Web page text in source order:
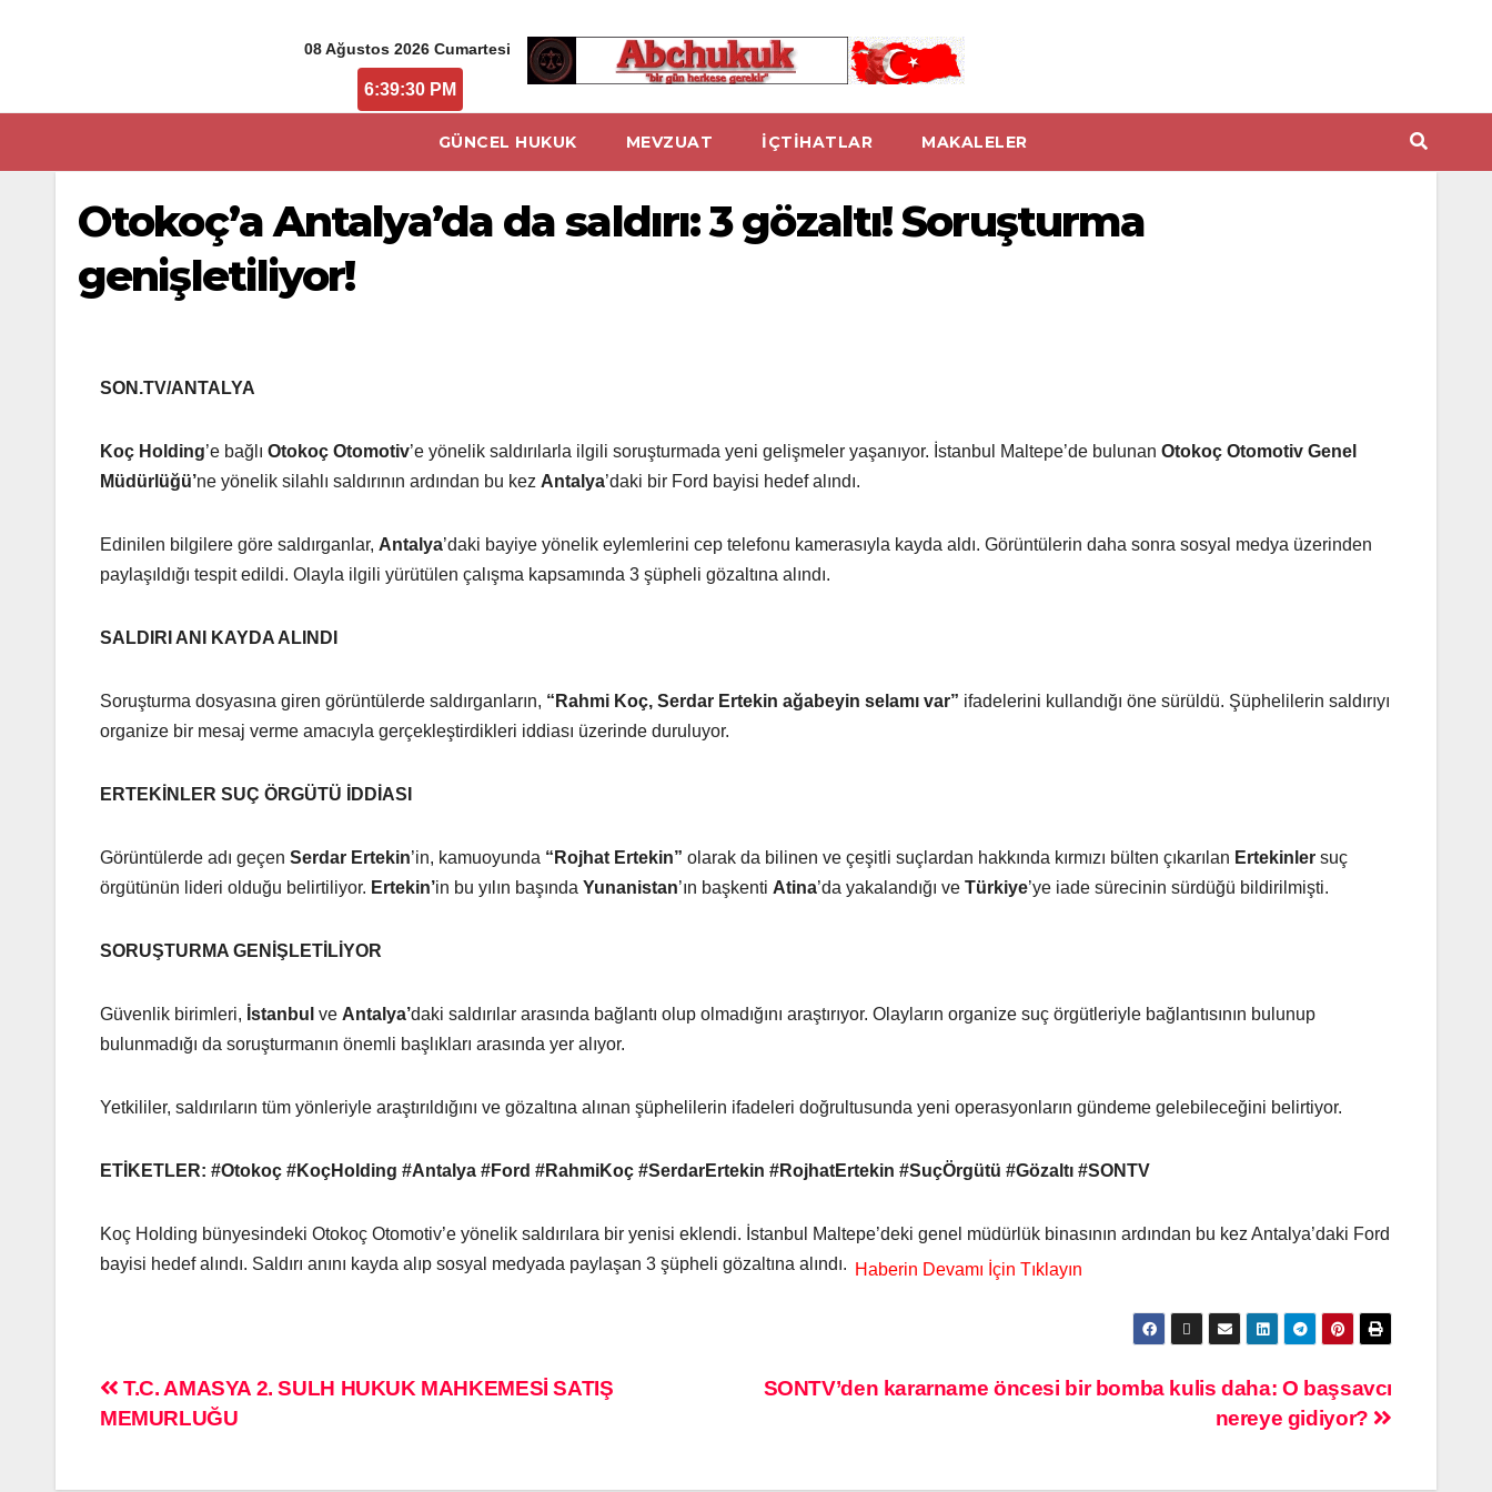
08 Ağustos 2026 Cumartesi
6:39:31 PM
GÜNCEL HUKUK MEVZUAT İÇTİHATLAR MAKALELER
Otokoç’a Antalya’da da saldırı: 3 gözaltı! Soruşturma
genişletiliyor!
SON.TV/ANTALYA
Koç Holding’e bağlı Otokoç Otomotiv’e yönelik saldırılarla ilgili soruşturmada yeni gelişmeler yaşanıyor. İstanbul Maltepe’de bulunan Otokoç Otomotiv Genel
Müdürlüğü’ne yönelik silahlı saldırının ardından bu kez Antalya’daki bir Ford bayisi hedef alındı.
Edinilen bilgilere göre saldırganlar, Antalya’daki bayiye yönelik eylemlerini cep telefonu kamerasıyla kayda aldı. Görüntülerin daha sonra sosyal medya üzerinden
paylaşıldığı tespit edildi. Olayla ilgili yürütülen çalışma kapsamında 3 şüpheli gözaltına alındı.
SALDIRI ANI KAYDA ALINDI
Soruşturma dosyasına giren görüntülerde saldırganların, “Rahmi Koç, Serdar Ertekin ağabeyin selamı var” ifadelerini kullandığı öne sürüldü. Şüphelilerin saldırıyı
organize bir mesaj verme amacıyla gerçekleştirdikleri iddiası üzerinde duruluyor.
ERTEKİNLER SUÇ ÖRGÜTÜ İDDİASI
Görüntülerde adı geçen Serdar Ertekin’in, kamuoyunda “Rojhat Ertekin” olarak da bilinen ve çeşitli suçlardan hakkında kırmızı bülten çıkarılan Ertekinler suç
örgütünün lideri olduğu belirtiliyor. Ertekin’in bu yılın başında Yunanistan’ın başkenti Atina’da yakalandığı ve Türkiye’ye iade sürecinin sürdüğü bildirilmişti.
SORUŞTURMA GENİŞLETİLİYOR
Güvenlik birimleri, İstanbul ve Antalya’daki saldırılar arasında bağlantı olup olmadığını araştırıyor. Olayların organize suç örgütleriyle bağlantısının bulunup
bulunmadığı da soruşturmanın önemli başlıkları arasında yer alıyor.
Yetkililer, saldırıların tüm yönleriyle araştırıldığını ve gözaltına alınan şüphelilerin ifadeleri doğrultusunda yeni operasyonların gündeme gelebileceğini belirtiyor.
ETİKETLER: #Otokoç #KoçHolding #Antalya #Ford #RahmiKoç #SerdarErtekin #RojhatErtekin #SuçÖrgütü #Gözaltı #SONTV
Koç Holding bünyesindeki Otokoç Otomotiv’e yönelik saldırılara bir yenisi eklendi. İstanbul Maltepe’deki genel müdürlük binasının ardından bu kez Antalya’daki Ford
bayisi hedef alındı. Saldırı anını kayda alıp sosyal medyada paylaşan 3 şüpheli gözaltına alındı.
SONTV’den kararname öncesi bir bomba kulis daha: O başsavcı
nereye gidiyor?
T.C. AMASYA 2. SULH HUKUK MAHKEMESİ SATIŞ
MEMURLUĞU